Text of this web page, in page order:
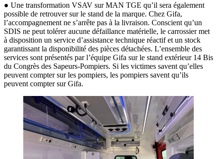
● Une transformation VSAV sur MAN TGE qu’il sera également
possible de retrouver sur le stand de la marque. Chez Gifa,
l’accompagnement ne s’arrête pas à la livraison. Conscient qu’un
SDIS ne peut tolérer aucune défaillance matérielle, le carrossier met
à disposition un service d’assistance technique réactif et un stock
garantissant la disponibilité des pièces détachées. L’ensemble des
services sont présentés par l’équipe Gifa sur le stand extérieur 14 Bis
du Congrès des Sapeurs-Pompiers. Si les victimes savent qu’elles
peuvent compter sur les pompiers, les pompiers savent qu’ils
peuvent compter sur Gifa.